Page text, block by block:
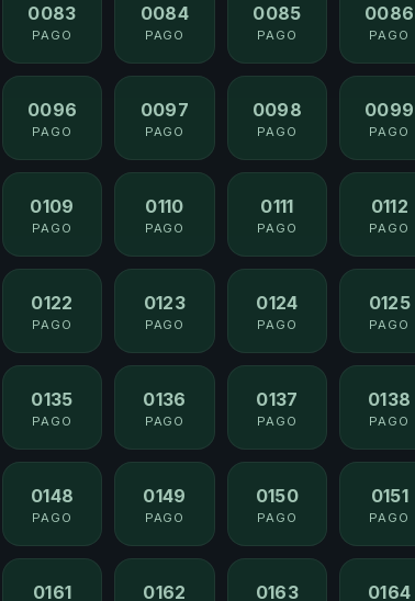
0083
PAGO
0084
PAGO
0085
PAGO
0086
PAGO
0096
PAGO
0097
PAGO
0098
PAGO
0099
PAGO
0109
PAGO
0110
PAGO
0111
PAGO
0112
PAGO
0122
PAGO
0123
PAGO
0124
PAGO
0125
PAGO
0135
PAGO
0136
PAGO
0137
PAGO
0138
PAGO
0148
PAGO
0149
PAGO
0150
PAGO
0151
PAGO
0161 0162 0163 0164